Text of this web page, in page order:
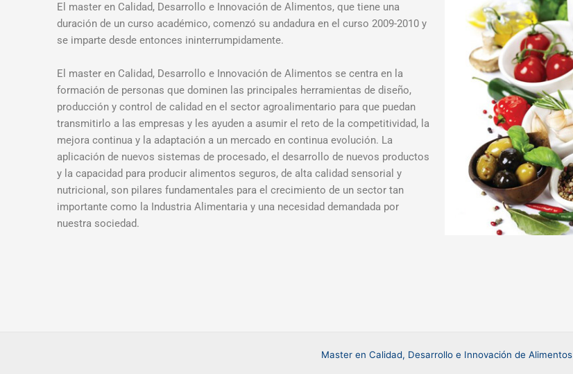
El master en Calidad, Desarrollo e Innovación de Alimentos, que tiene una
duración de un curso académico, comenzó su andadura en el curso 2009-2010 y
se imparte desde entonces ininterrumpidamente.
El master en Calidad, Desarrollo e Innovación de Alimentos se centra en la
formación de personas que dominen las principales herramientas de diseño,
producción y control de calidad en el sector agroalimentario para que puedan
transmitirlo a las empresas y les ayuden a asumir el reto de la competitividad, la
mejora continua y la adaptación a un mercado en continua evolución. La
aplicación de nuevos sistemas de procesado, el desarrollo de nuevos productos
y la capacidad para producir alimentos seguros, de alta calidad sensorial y
nutricional, son pilares fundamentales para el crecimiento de un sector tan
importante como la Industria Alimentaria y una necesidad demandada por
nuestra sociedad.
Master en Calidad, Desarrollo e Innovación de Alimentos